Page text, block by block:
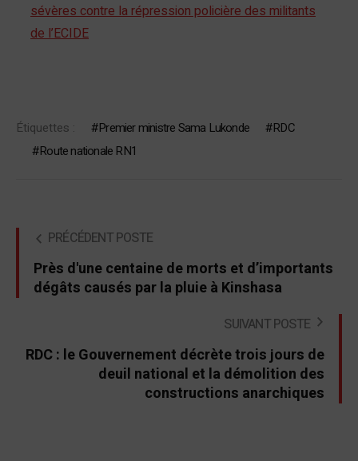
sévères contre la répression policière des militants
de l’ECIDE
Étiquettes : Premier ministre Sama Lukonde
RDC
Route nationale RN1
PRÉCÉDENT POSTE
Près d'une centaine de morts et d’importants
dégâts causés par la pluie à Kinshasa
SUIVANT POSTE
RDC : le Gouvernement décrète trois jours de
deuil national et la démolition des
constructions anarchiques